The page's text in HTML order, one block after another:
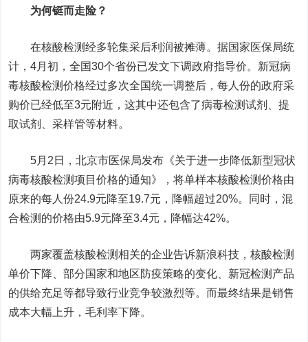
为何铤而走险？
在核酸检测经多轮集采后利润被摊薄。据国家医保局统
计，4月初，全国30个省份已发文下调政府指导价。新冠病
毒核酸检测价格经过多次全国统一调整后，每人份的政府采
购价已经低至3元附近，这其中还包含了病毒检测试剂、提
取试剂、采样管等材料。
5月2日，北京市医保局发布《关于进一步降低新型冠状
病毒核酸检测项目价格的通知》，将单样本核酸检测价格由
原来的每人份24.9元降至19.7元，降幅超过20%。同时，混
合检测的价格由5.9元降至3.4元，降幅达42%。
两家覆盖核酸检测相关的企业告诉新浪科技，核酸检测
单价下降、部分国家和地区防疫策略的变化、新冠检测产品
的供给充足等都导致行业竞争较激烈等。而最终结果是销售
成本大幅上升，毛利率下降。